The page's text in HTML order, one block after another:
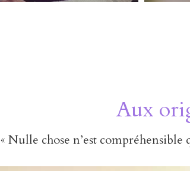
Aux
« Nulle chose n’est